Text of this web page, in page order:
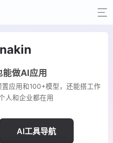
做AI应用
应用和100+模型，还能搭工作
人和企业都在用
AI工具导航